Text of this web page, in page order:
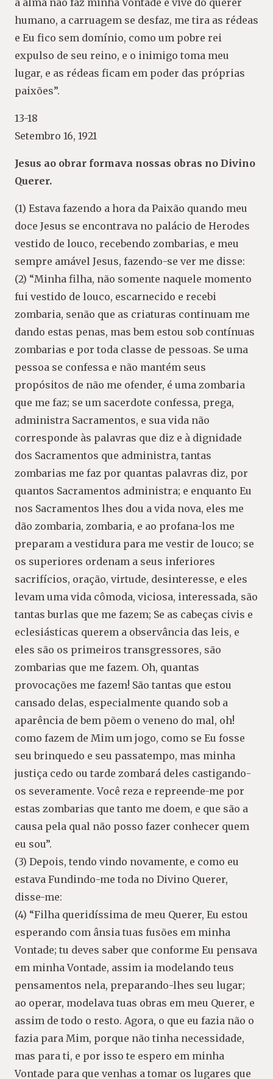
a alma não faz minha Vontade e vive do querer
humano, a carruagem se desfaz, me tira as rédeas
e Eu fico sem domínio, como um pobre rei
expulso de seu reino, e o inimigo toma meu
lugar, e as rédeas ficam em poder das próprias
paixões”.
13-18
Setembro 16, 1921
Jesus ao obrar formava nossas obras no Divino
Querer.
(1) Estava fazendo a hora da Paixão quando meu
doce Jesus se encontrava no palácio de Herodes
vestido de louco, recebendo zombarias, e meu
sempre amável Jesus, fazendo-se ver me disse:
(2) “Minha filha, não somente naquele momento
fui vestido de louco, escarnecido e recebi
zombaria, senão que as criaturas continuam me
dando estas penas, mas bem estou sob contínuas
zombarias e por toda classe de pessoas. Se uma
pessoa se confessa e não mantém seus
propósitos de não me ofender, é uma zombaria
que me faz; se um sacerdote confessa, prega,
administra Sacramentos, e sua vida não
corresponde às palavras que diz e à dignidade
dos Sacramentos que administra, tantas
zombarias me faz por quantas palavras diz, por
quantos Sacramentos administra; e enquanto Eu
nos Sacramentos lhes dou a vida nova, eles me
dão zombaria, zombaria, e ao profana-los me
preparam a vestidura para me vestir de louco; se
os superiores ordenam a seus inferiores
sacrifícios, oração, virtude, desinteresse, e eles
levam uma vida cômoda, viciosa, interessada, são
tantas burlas que me fazem; Se as cabeças civis e
eclesiásticas querem a observância das leis, e
eles são os primeiros transgressores, são
zombarias que me fazem. Oh, quantas
provocações me fazem! São tantas que estou
cansado delas, especialmente quando sob a
aparência de bem põem o veneno do mal, oh!
como fazem de Mim um jogo, como se Eu fosse
seu brinquedo e seu passatempo, mas minha
justiça cedo ou tarde zombará deles castigando-
os severamente. Você reza e repreende-me por
estas zombarias que tanto me doem, e que são a
causa pela qual não posso fazer conhecer quem
eu sou”.
(3) Depois, tendo vindo novamente, e como eu
estava Fundindo-me toda no Divino Querer,
disse-me:
(4) “Filha queridíssima de meu Querer, Eu estou
esperando com ânsia tuas fusões em minha
Vontade; tu deves saber que conforme Eu pensava
em minha Vontade, assim ia modelando teus
pensamentos nela, preparando-lhes seu lugar;
ao operar, modelava tuas obras em meu Querer, e
assim de todo o resto. Agora, o que eu fazia não o
fazia para Mim, porque não tinha necessidade,
mas para ti, e por isso te espero em minha
Vontade para que venhas a tomar os lugares que